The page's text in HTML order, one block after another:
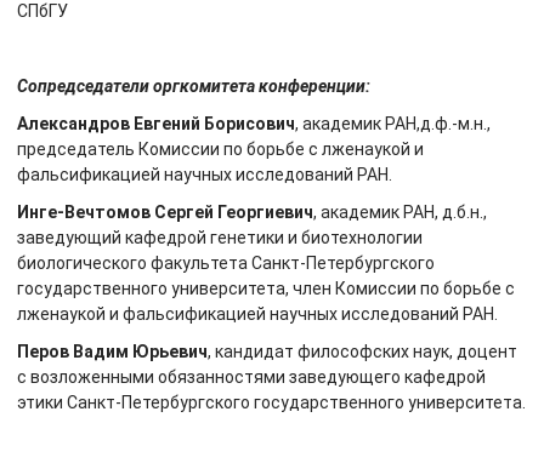
СПбГУ
Сопредседатели оргкомитета конференции:
Александров Евгений Борисович, академик РАН,д.ф.-м.н.,
председатель Комиссии по борьбе с лженаукой и
фальсификацией научных исследований РАН.
Инге-Вечтомов Сергей Георгиевич, академик РАН, д.б.н.,
заведующий кафедрой генетики и биотехнологии
биологического факультета Санкт-Петербургского
государственного университета, член Комиссии по борьбе с
лженаукой и фальсификацией научных исследований РАН.
Перов Вадим Юрьевич, кандидат философских наук, доцент
с возложенными обязанностями заведующего кафедрой
этики Санкт-Петербургского государственного университета.